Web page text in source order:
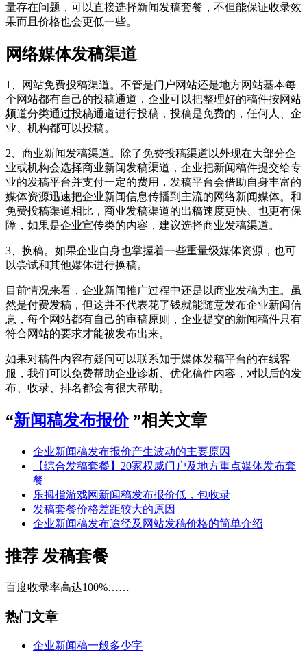
量存在问题，可以直接选择新闻发稿套餐，不但能保证收录效
果而且价格也会更低一些。
网络媒体发稿渠道
1、网站免费投稿渠道。不管是门户网站还是地方网站基本每
个网站都有自己的投稿通道，企业可以把整理好的稿件按网站
频道分类通过投稿通道进行投稿，投稿是免费的，任何人、企
业、机构都可以投稿。
2、商业新闻发稿渠道。除了免费投稿渠道以外现在大部分企
业或机构会选择商业新闻发稿渠道，企业把新闻稿件提交给专
业的发稿平台并支付一定的费用，发稿平台会借助自身丰富的
媒体资源迅速把企业新闻信息传播到主流的网络新闻媒体。和
免费投稿渠道相比，商业发稿渠道的出稿速度更快、也更有保
障，如果是企业宣传类的内容，建议选择商业发稿渠道。
3、换稿。如果企业自身也掌握着一些重量级媒体资源，也可
以尝试和其他媒体进行换稿。
目前情况来看，企业新闻推广过程中还是以商业发稿为主。虽
然是付费发稿，但这并不代表花了钱就能随意发布企业新闻信
息，每个网站都有自己的审稿原则，企业提交的新闻稿件只有
符合网站的要求才能被发布出来。
如果对稿件内容有疑问可以联系知于媒体发稿平台的在线客
服，我们可以免费帮助企业诊断、优化稿件内容，对以后的发
布、收录、排名都会有很大帮助。
“新闻稿发布报价”相关文章
企业新闻稿发布报价产生波动的主要原因
【综合发稿套餐】20家权威门户及地方重点媒体发布套
餐
乐拇指游戏网新闻稿发布报价低，包收录
发稿套餐价格差距较大的原因
企业新闻稿发布途径及网站发稿价格的简单介绍
推荐 发稿套餐
百度收录率高达100%……
热门文章
企业新闻稿一般多少字